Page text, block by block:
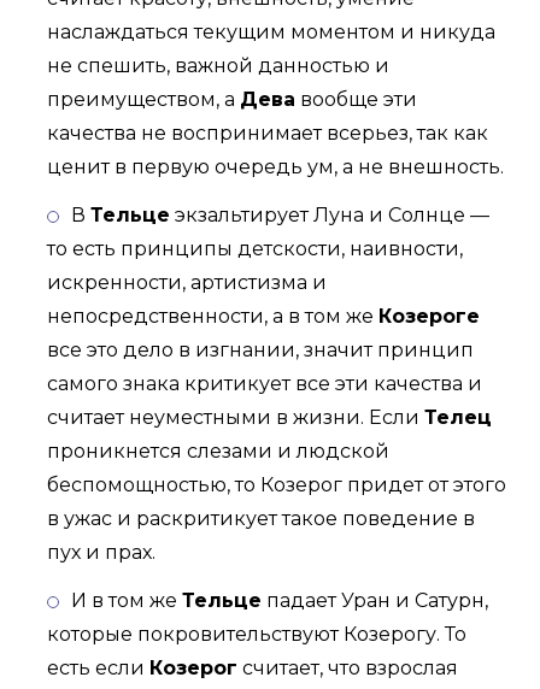
наслаждаться текущим моментом и никуда
не спешить, важной данностью и
преимуществом, а Дева вообще эти
качества не воспринимает всерьез, так как
ценит в первую очередь ум, а не внешность.
В Тельце экзальтирует Луна и Солнце —
то есть принципы детскости, наивности,
искренности, артистизма и
непосредственности, а в том же Козероге
все это дело в изгнании, значит принцип
самого знака критикует все эти качества и
считает неуместными в жизни. Если Телец
проникнется слезами и людской
беспомощностью, то Козерог придет от этого
в ужас и раскритикует такое поведение в
пух и прах.
И в том же Тельце падает Уран и Сатурн,
которые покровительствуют Козерогу. То
есть если Козерог считает, что взрослая